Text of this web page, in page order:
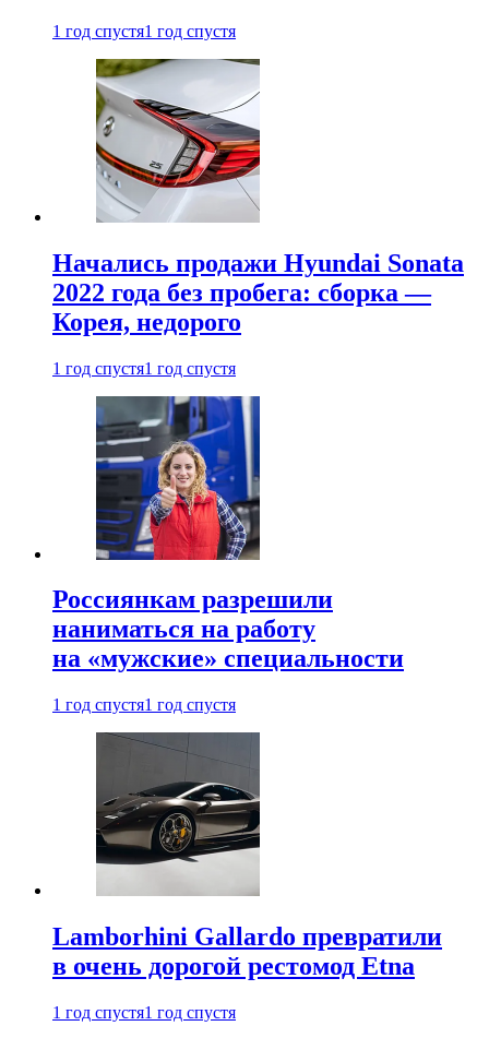
1 год спустя1 год спустя
Начались продажи Hyundai Sonata
2022 года без пробега: сборка —
Корея, недорого
1 год спустя1 год спустя
Россиянкам разрешили
наниматься на работу
на «мужские» специальности
1 год спустя1 год спустя
Lamborhini Gallardo превратили
в очень дорогой рестомод Etna
1 год спустя1 год спустя